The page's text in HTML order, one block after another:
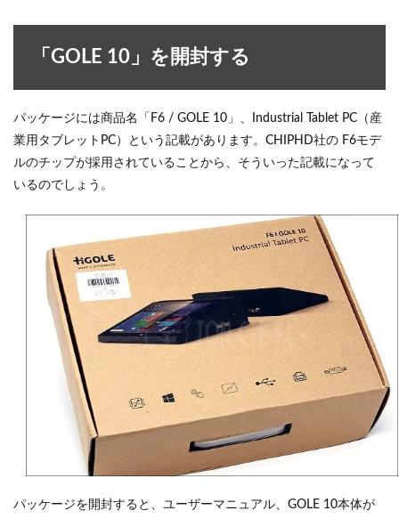
「GOLE 10」を開封する
パッケージには商品名「F6 / GOLE 10」、Industrial Tablet PC（産
業用タブレットPC）という記載があります。CHIPHD社の F6モデ
ルのチップが採用されていることから、そういった記載になって
いるのでしょう。
パッケージを開封すると、ユーザーマニュアル、GOLE 10本体が